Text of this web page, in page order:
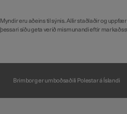
Myndir eru aðeins til sýnis. Allir staðlaðir og
þessari síðu geta verið mismunandi eftir
Brimborg er umboðsaðili Polestar á Íslandi